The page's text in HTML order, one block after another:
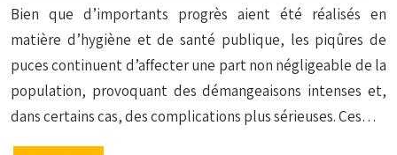
Bien que d’importants progrès aient été réalisés en
matière d’hygiène et de santé publique, les piqûres de
puces continuent d’affecter une part non négligeable de la
population, provoquant des démangeaisons intenses et,
dans certains cas, des complications plus sérieuses. Ces…